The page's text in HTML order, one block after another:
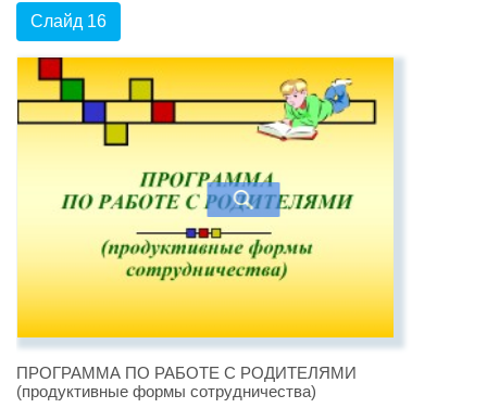
Слайд 16
ПРОГРАММА ПО РАБОТЕ С РОДИТЕЛЯМИ
(продуктивные формы сотрудничества)